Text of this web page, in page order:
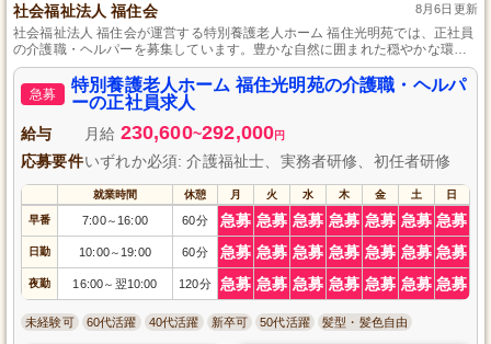
社会福祉法人 福住会 8月6日更新
社会福祉法人 福住会が運営する特別養護老人ホーム 福住光明苑では、正社員
の介護職・ヘルパーを募集しています。豊かな自然に囲まれた穏やかな環境
の中で、入居者様の安心と笑顔を支えるお仕事をしませんか？資格や経験は
問いません。未経験の方でもやる気があれば大歓迎です。地域に根差した施
設で、温かいチームの一員として一緒に働きましょう。ぜひこの機会にご応
募ください。
急募
特別養護老人ホーム 福住光明苑の介護職・ヘルパ
ーの正社員求人
給与 月給 230,600~292,000円
応募要件いずれか必須: 介護福祉士、実務者研修、初任者研修
就業時間 休憩 月 火 水 木 金 土 日
早番 7:00～ 16:00 60分 急募 急募 急募 急募 急募 急募 急募
日勤 10:00～ 19:00 60分 急募 急募 急募 急募 急募 急募 急募
夜勤 16:00～ 翌10:00 120分 急募 急募 急募 急募 急募 急募 急募
未経験可 60代活躍 40代活躍 新卒可 50代活躍 髪型・髪色自由